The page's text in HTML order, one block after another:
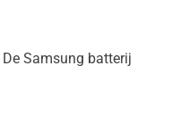
Samsung batterij